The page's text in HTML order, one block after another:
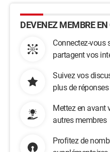
DEVENEZ MEMBRE
Connectez-vous
partagent vos
Suivez vos
plus de réponses
Mettez en avant
autres membres
Profitez de